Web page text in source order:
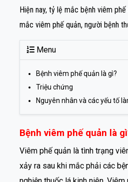
Hiện nay, tỷ lệ mắc bệnh viêm
mắc viêm phế quản, người bệnh
Menu
Bệnh viêm phế quản là gì?
Triệu chứng
Nguyên nhân và các yếu tố
Bệnh viêm phế quản là
Viêm phế quản là tình trạng
xảy ra sau khi mắc phải các